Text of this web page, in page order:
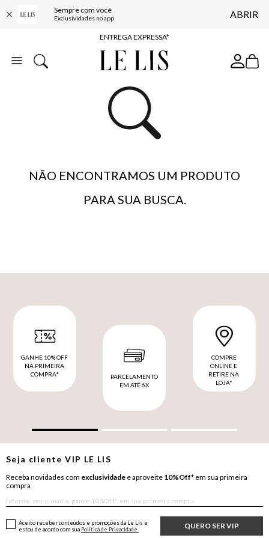
Sempre com você
Exclusividades no app ABRIR
COMPRE ONLINE E RETIRE EM LOJA*
ENTREGA EXPRESSA*
FRETE GRÁTIS*
10% OFF NA PRIMEIRA COMPRA*
NÃO ENCONTRAMOS UM PRODUTO
PARA SUA BUSCA.
GANHE 10% OFF
NA PRIMEIRA
COMPRA*
PARCELAMENTO
EM ATÉ 6X
COMPRE
ONLINE E
RETIRE NA
LOJA*
Seja clienteVIP LE LIS
Receba novidades com exclusividade e aproveite 10%Off* em sua primeira
compra
QUERO SER VIP
Aceito receber conteúdos e promoções da Le Lis e
estou de acordo com sua Política de Privacidade.